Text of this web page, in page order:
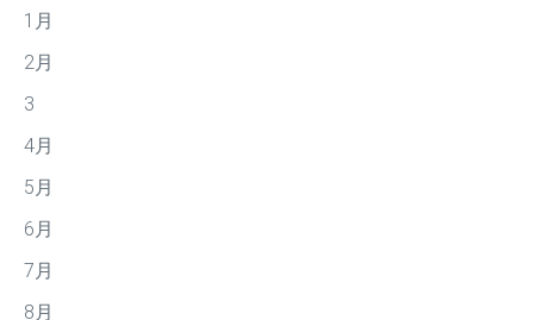
1月
2月
3
4月
5月
6月
7月
8月